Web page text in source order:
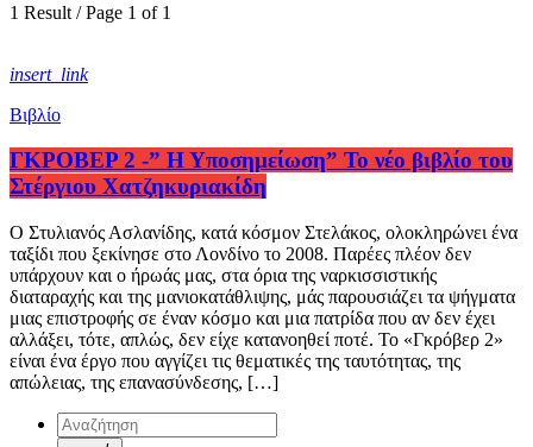
1 Result / Page 1 of 1
insert_link
Βιβλίο
ΓΚΡΟΒΕΡ 2 -” Η Υποσημείωση” Το νέο βιβλίο του
Στέργιου Χατζηκυριακίδη
Ο Στυλιανός Ασλανίδης, κατά κόσμον Στελάκος, ολοκληρώνει ένα
ταξίδι που ξεκίνησε στο Λονδίνο το 2008. Παρέες πλέον δεν
υπάρχουν και ο ήρωάς μας, στα όρια της ναρκισσιστικής
διαταραχής και της μανιοκατάθλιψης, μάς παρουσιάζει τα ψήγματα
μιας επιστροφής σε έναν κόσμο και μια πατρίδα που αν δεν έχει
αλλάξει, τότε, απλώς, δεν είχε κατανοηθεί ποτέ. Το «Γκρόβερ 2»
είναι ένα έργο που αγγίζει τις θεματικές της ταυτότητας, της
απώλειας, της επανασύνδεσης, […]